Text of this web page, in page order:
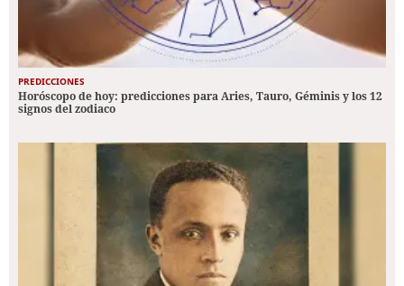
PREDICCIONES
Horóscopo de hoy: predicciones para Aries, Tauro, Géminis y los 12
signos del zodiaco